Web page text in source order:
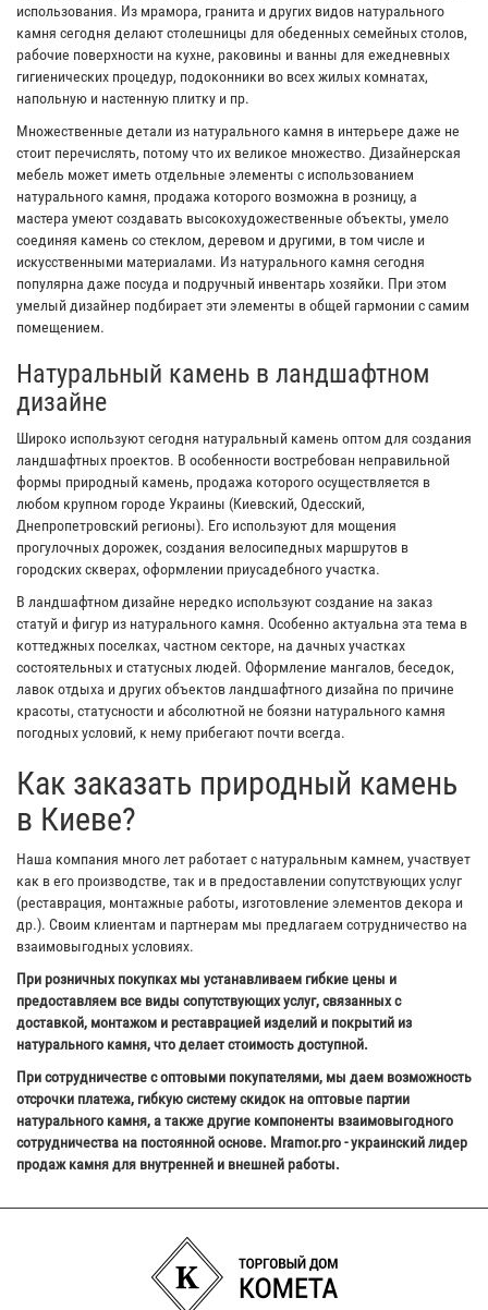
использования. Из мрамора, гранита и других видов натурального
камня сегодня делают столешницы для обеденных семейных столов,
рабочие поверхности на кухне, раковины и ванны для ежедневных
гигиенических процедур, подоконники во всех жилых комнатах,
напольную и настенную плитку и пр.
Множественные детали из натурального камня в интерьере даже не
стоит перечислять, потому что их великое множество. Дизайнерская
мебель может иметь отдельные элементы с использованием
натурального камня, продажа которого возможна в розницу, а
мастера умеют создавать высокохудожественные объекты, умело
соединяя камень со стеклом, деревом и другими, в том числе и
искусственными материалами. Из натурального камня сегодня
популярна даже посуда и подручный инвентарь хозяйки. При этом
умелый дизайнер подбирает эти элементы в общей гармонии с самим
помещением.
Натуральный камень в ландшафтном
дизайне
Широко используют сегодня натуральный камень оптом для создания
ландшафтных проектов. В особенности востребован неправильной
формы природный камень, продажа которого осуществляется в
любом крупном городе Украины (Киевский, Одесский,
Днепропетровский регионы). Его используют для мощения
прогулочных дорожек, создания велосипедных маршрутов в
городских скверах, оформлении приусадебного участка.
В ландшафтном дизайне нередко используют создание на заказ
статуй и фигур из натурального камня. Особенно актуальна эта тема в
коттеджных поселках, частном секторе, на дачных участках
состоятельных и статусных людей. Оформление мангалов, беседок,
лавок отдыха и других объектов ландшафтного дизайна по причине
красоты, статусности и абсолютной не боязни натурального камня
погодных условий, к нему прибегают почти всегда.
Как заказать природный камень
в Киеве?
Наша компания много лет работает с натуральным камнем, участвует
как в его производстве, так и в предоставлении сопутствующих услуг
(реставрация, монтажные работы, изготовление элементов декора и
др.). Своим клиентам и партнерам мы предлагаем сотрудничество на
взаимовыгодных условиях.
При розничных покупках мы устанавливаем гибкие цены и
предоставляем все виды сопутствующих услуг, связанных с
доставкой, монтажом и реставрацией изделий и покрытий из
натурального камня, что делает стоимость доступной.
При сотрудничестве с оптовыми покупателями, мы даем возможность
отсрочки платежа, гибкую систему скидок на оптовые партии
натурального камня, а также другие компоненты взаимовыгодного
сотрудничества на постоянной основе. Mramor.pro - украинский лидер
продаж камня для внутренней и внешней работы.